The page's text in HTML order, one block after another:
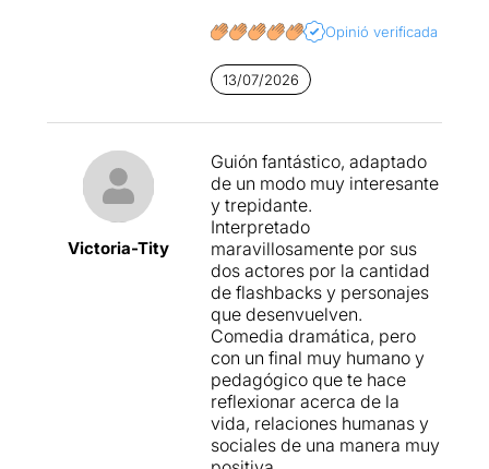
Opinió verificada
13/07/2026
Victoria-Tity
Guión fantástico, adaptado
de un modo muy interesante
y trepidante.
Interpretado
maravillosamente por sus
dos actores por la cantidad
de flashbacks y personajes
que desenvuelven.
Comedia dramática, pero
con un final muy humano y
pedagógico que te hace
reflexionar acerca de la
vida, relaciones humanas y
sociales de una manera muy